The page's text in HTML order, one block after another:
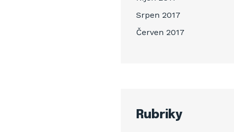
Srpen 2017
Červen 2017
Rubriky